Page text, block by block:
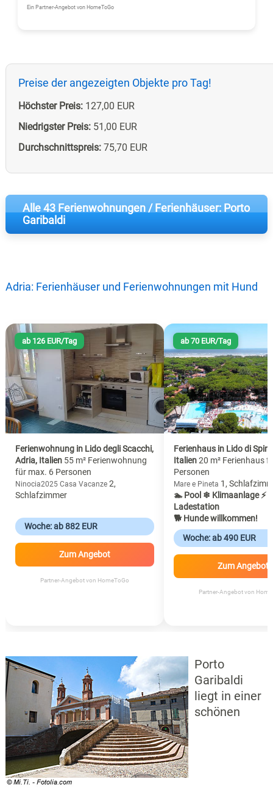
Ein Partner-Angebot von HomeToGo
Preise der angezeigten Objekte pro Tag!
Höchster Preis:127,00 EUR
Niedrigster Preis:51,00 EUR
Durchschnittspreis:75,70 EUR
Alle 43 Ferienwohnungen / Ferienhäuser: Porto
Garibaldi
Adria: Ferienhäuser und Ferienwohnungen mit Hund
ab 126 EUR/Tag
Ferienwohnung in Lido degli Scacchi,
Adria, Italien 55 m² Ferienwohnung
für max. 6 Personen
Ninocia2025 Casa Vacanze2,
Schlafzimmer
Woche: ab 882 EUR
Zum Angebot
Partner-Angebot von HomeToGo
ab 70 EUR/Tag
Ferienhaus in Lido di
Italien20 m² Ferienhaus
Personen
Mare e Pineta 1,
🏊 Pool ❄ Klimaanlage⚡
Ladestation
🐕 Hunde willkommen!
Woche: ab 490 EUR
Zum Angebot
Partner-Angebot von
Porto
Garibaldi
liegt in einer
schönen